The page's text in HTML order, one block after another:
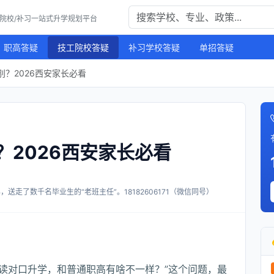
校/补习一站式升学规划平台
职高答疑 技工院校答疑 补习学校答疑 单招答疑
？2026西安家长必看
2026西安家长必看
走了数千名毕业生的“老班主任”。18182606171（微信同号）
对口升学，和普通职高有啥不一样？”这个问题，最